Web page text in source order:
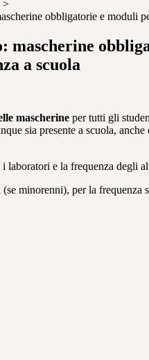
>
obbligatorie e moduli
mascherine
a scuola
mascherine per tutti gli
sia presente a scuola,
e la frequenza degli
minorenni), per la frequenza